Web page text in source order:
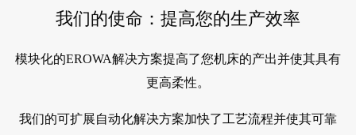
我们的使命：提高您的生产效率
模块化的EROWA解决方案提高了您机床的产出并使其具有
更高柔性。
我们的可扩展自动化解决方案加快了工艺流程并使其可靠